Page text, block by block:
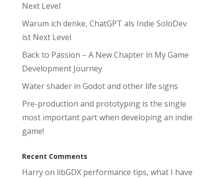
Next Level
Warum ich denke, ChatGPT als Indie SoloDev
ist Next Level
Back to Passion – A New Chapter in My Game
Development Journey
Water shader in Godot and other life signs
Pre-production and prototyping is the single
most important part when developing an indie
game!
Recent Comments
Harryon libGDX performance tips, what I have